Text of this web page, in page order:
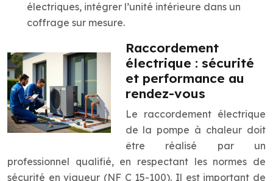
électriques, intégrer l’unité intérieure dans un
coffrage sur mesure.
Raccordement
électrique : sécurité
et performance au
rendez-vous
Le raccordement électrique
de la pompe à chaleur doit
être réalisé par un
professionnel qualifié, en respectant les normes de
sécurité en vigueur (NF C 15-100). Il est important de